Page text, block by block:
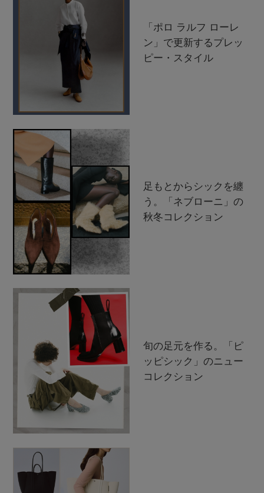
「ポロ ラルフ ローレ
ン」で更新するプレッ
ピー・スタイル
足もとからシックを纏
う。「ネブローニ」の
秋冬コレクション
旬の足元を作る。「ピ
ッピシック」のニュー
コレクション